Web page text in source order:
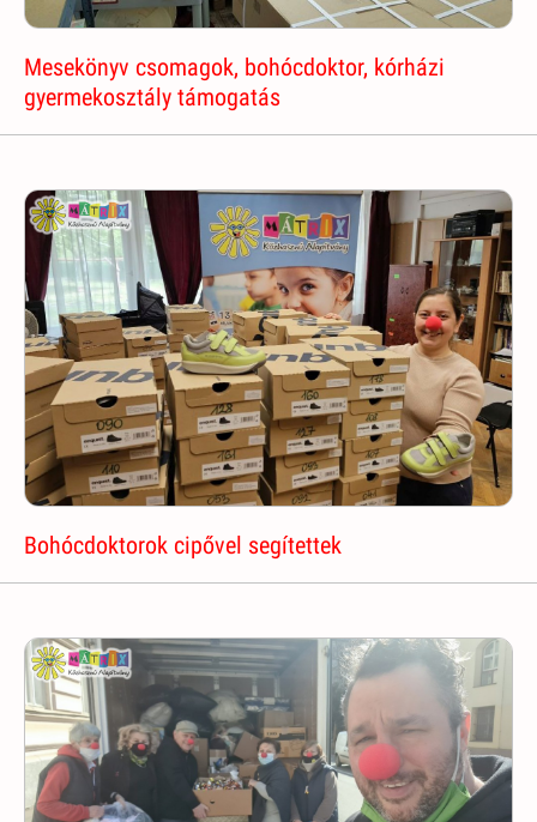
Mesekönyv csomagok, bohócdoktor, kórházi
gyermekosztály támogatás
Bohócdoktorok cipővel segítettek